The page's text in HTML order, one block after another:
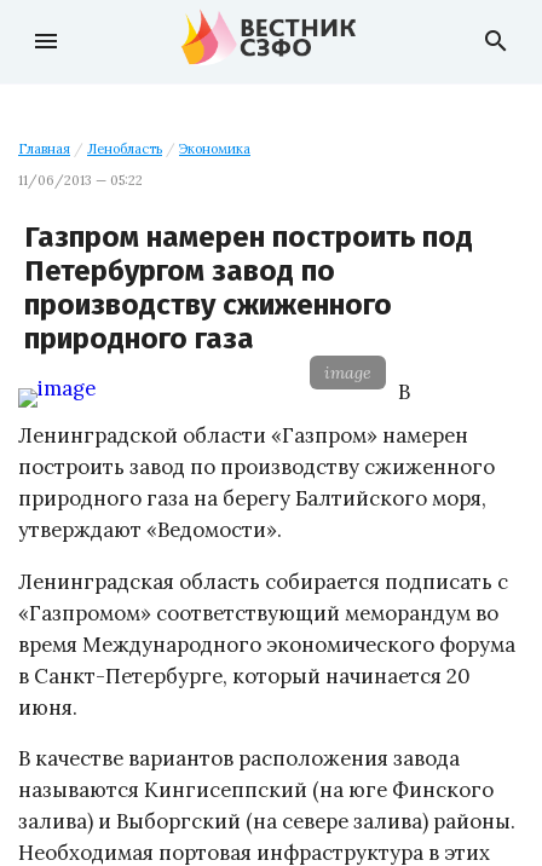
menu search
Главная / Ленобласть / Экономика
11/06/2013 — 05:22
Газпром намерен построить под
Петербургом завод по
производству сжиженного
природного газа
image
В
Ленинградской области «Газпром» намерен
построить завод по производству сжиженного
природного газа на берегу Балтийского моря,
утверждают «Ведомости».
Ленинградская область собирается подписать с
«Газпромом» соответствующий меморандум во
время Международного экономического форума
в Санкт-Петербурге, который начинается 20
июня.
В качестве вариантов расположения завода
называются Кингисеппский (на юге Финского
залива) и Выборгский (на севере залива) районы.
Необходимая портовая инфраструктура в этих